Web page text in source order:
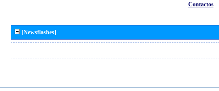
Contactos
[Newsflashes]